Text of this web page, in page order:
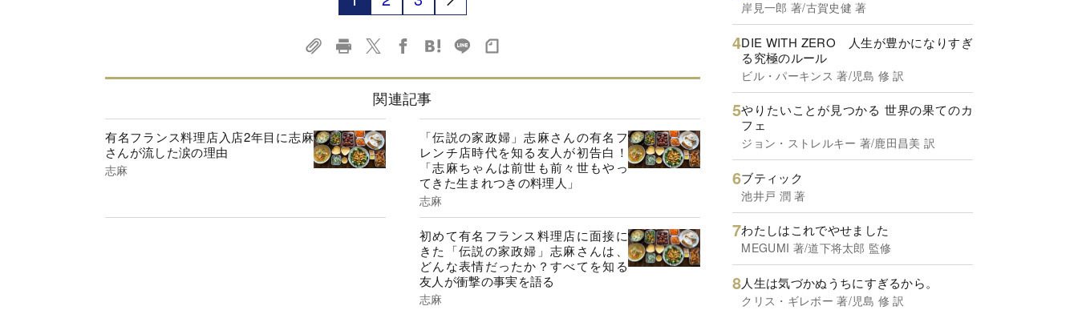
関連記事
有名フランス料理店入店2年目に志麻
さんが流した涙の理由
志麻
「伝説の家政婦」志麻さんの有名フ
レンチ店時代を知る友人が初告白！
「志麻ちゃんは前世も前々世もやっ
てきた生まれつきの料理人」
志麻
初めて有名フランス料理店に面接に
きた「伝説の家政婦」志麻さんは、
どんな表情だったか？すべてを知る
友人が衝撃の事実を語る
志麻
岸見一郎 著/古賀史健 著
DIE WITH ZERO 人生が豊かになりすぎ
る究極のルール
ビル・パーキンス 著/児島 修 訳
やりたいことが見つかる 世界の果てのカ
フェ
ジョン・ストレルキー 著/鹿田昌美 訳
ブティック
池井戸 潤 著
わたしはこれでやせました
MEGUMI 著/道下将太郎 監修
人生は気づかぬうちにすぎるから。
クリス・ギレボー 著/児島 修 訳